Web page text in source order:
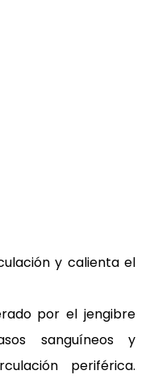
y calienta el
por el jengibre
sanguíneos y
periférica.